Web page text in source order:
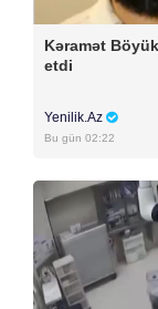
Kəramət
etdi
Yenilik.Az
Bu gün 02:22